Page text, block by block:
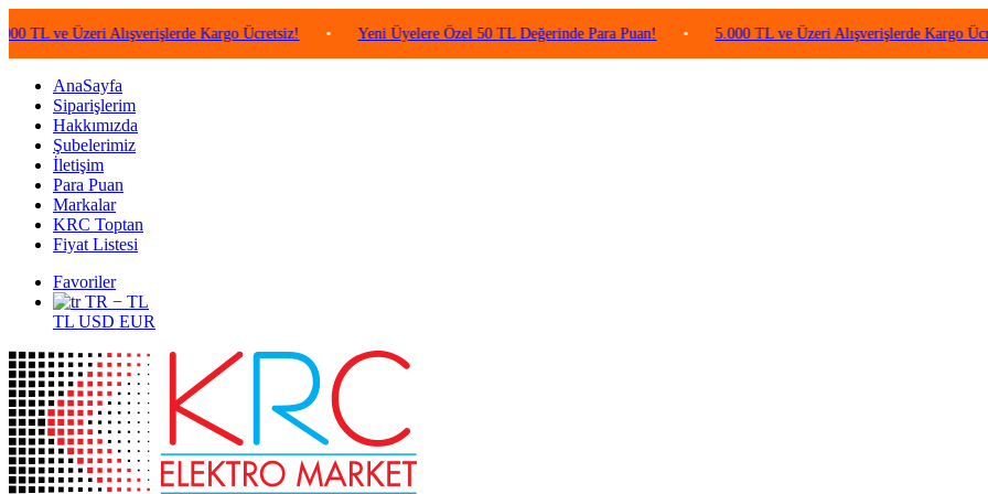
Üzeri Alışverişlerde Kargo Ücretsiz! • Yeni Üyelere Özel 50 TL Değerinde Para Puan! • 5.000 TL ve Üzeri Alışverişlerde Kargo Ücretsiz!
AnaSayfa
Siparişlerim
Hakkımızda
Şubelerimiz
İletişim
Para Puan
Markalar
KRC Toptan
Fiyat Listesi
Favoriler
TR − TL
TL USD EUR